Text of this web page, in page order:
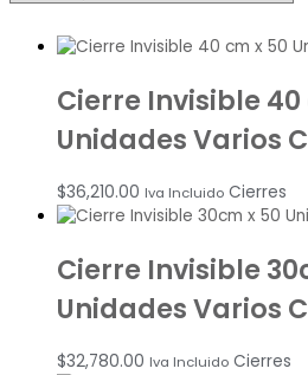
Cierre Invisible 40
Unidades Varios
$36,210.00 Iva Incluido Cierres
Cierre Invisible
Unidades Varios
$32,780.00 Iva Incluido Cierres